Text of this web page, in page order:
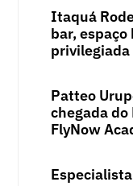
Itaquá
bar,
privilegiada
Patteo
chegada do
FlyNow